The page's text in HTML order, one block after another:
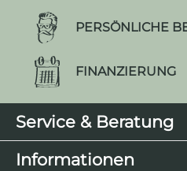
PERSÖNLICHE
FINANZIERUNG
Service & Beratung
Informationen